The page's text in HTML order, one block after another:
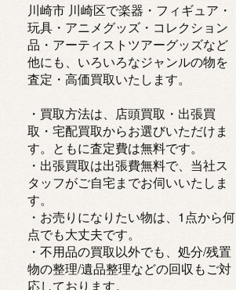
川崎市 川崎区で楽器・フィギュア・
玩具・アニメグッズ・コレクション
品・アーティストツアーグッズなど
他にも、いろいろなジャンルの物を
査定・高価買取いたします。
・買取方法は、店頭買取・出張買
取・宅配買取からお選びいただけま
す。ともに査定費は無料です。
・出張買取は出張費無料で、当社ス
タッフがご自宅までお伺いいたしま
す。
・お売りになりたい物は、1点から何
点でも大丈夫です。
・不用品の買取以外でも、処分/残置
物の整理/遺品整理などの回収もご対
応しております。